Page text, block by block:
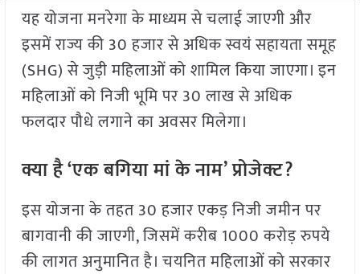
यह योजना मनरेगा के माध्यम से चलाई जाएगी और
इसमें राज्य की 30 हजार से अधिक स्वयं सहायता समूह
(SHG) से जुड़ी महिलाओं को शामिल किया जाएगा। इन
महिलाओं को निजी भूमि पर 30 लाख से अधिक
फलदार पौधे लगाने का अवसर मिलेगा।
क्या है ‘एक बगिया मां के नाम’ प्रोजेक्ट?
इस योजना के तहत 30 हजार एकड़ निजी जमीन पर
बागवानी की जाएगी, जिसमें करीब 1000 करोड़ रुपये
की लागत अनुमानित है। चयनित महिलाओं को सरकार